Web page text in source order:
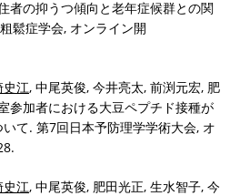
者の抑うつ傾向と老年症候群との関
鬆症学会, オンライン開
史江, 中尾英俊, 今井亮太, 前渕元宏, 肥
参加者における大豆ペプチド接種が
て. 第7回日本予防理学学術大会, オ
史江, 中尾英俊, 肥田光正, 生水智子, 今